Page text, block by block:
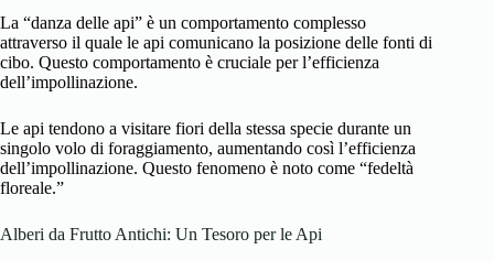
La “danza delle api” è un comportamento complesso
attraverso il quale le api comunicano la posizione delle fonti di
cibo. Questo comportamento è cruciale per l’efficienza
dell’impollinazione.
Le api tendono a visitare fiori della stessa specie durante un
singolo volo di foraggiamento, aumentando così l’efficienza
dell’impollinazione. Questo fenomeno è noto come “fedeltà
floreale.”
Alberi da Frutto Antichi: Un Tesoro per le Api